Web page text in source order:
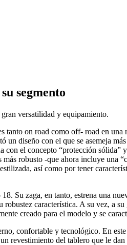
segmento
versatilidad y equipamiento.
on road como off- road en una
diseño con el que se asemeja
el concepto “protección
robusto -que ahora incluye una
así como por tener
Su zaga, en tanto, estrena una
característica. A su vez, a
creado para el modelo y se
confortable y tecnológico. En
revestimiento del tablero que le dan